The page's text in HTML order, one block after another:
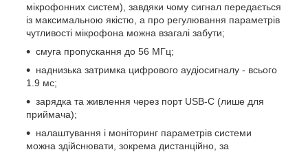
мікрофонних систем), завдяки чому сигнал передається
із максимальною якістю, а про регулювання параметрів
чутливості мікрофона можна взагалі забути;
смуга пропускання до 56 МГц;
наднизька затримка цифрового аудіосигналу - всього
1.9 мс;
зарядка та живлення через порт USB-C (лише для
приймача);
налаштування і моніторинг параметрів системи
можна здійснювати, зокрема дистанційно, за